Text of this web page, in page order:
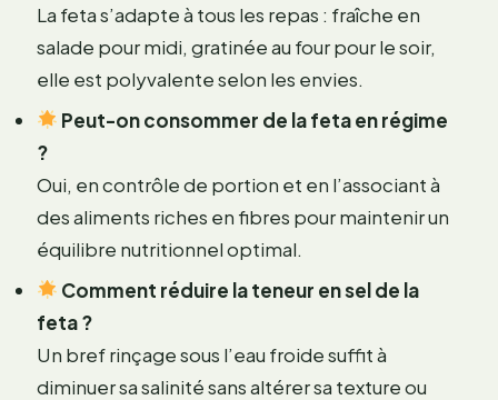
La feta s’adapte à tous les repas : fraîche en
salade pour midi, gratinée au four pour le soir,
elle est polyvalente selon les envies.
Peut-on consommer de la feta en régime
?
Oui, en contrôle de portion et en l’associant à
des aliments riches en fibres pour maintenir un
équilibre nutritionnel optimal.
Comment réduire la teneur en sel de la
feta ?
Un bref rinçage sous l’eau froide suffit à
diminuer sa salinité sans altérer sa texture ou